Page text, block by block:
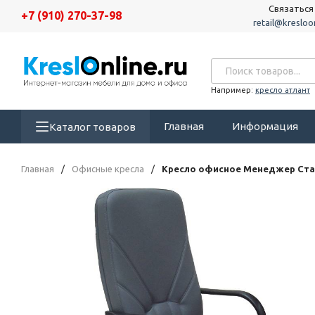
+7 (910) 270-37-98
Например: кресло атлант
Каталог товаров Главная Информация
Главная / Офисные кресла / Кресло офисное Менеджер